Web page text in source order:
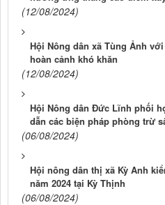
(12/08/2024)
Hội Nông dân xã Tùng Ảnh
hoàn cảnh khó khăn
(12/08/2024)
Hội Nông dân Đức Lĩnh phối
dẫn các biện pháp phòng trừ
(06/08/2024)
Hội nông dân thị xã Kỳ Anh
năm 2024 tại Kỳ Thịnh
(06/08/2024)